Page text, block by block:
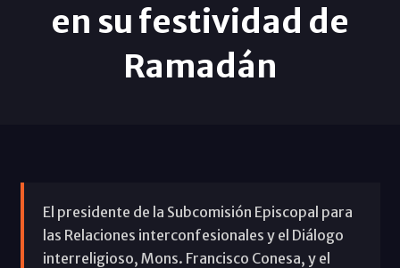
en su festividad de
Ramadán
El presidente de la Subcomisión Episcopal para
las Relaciones interconfesionales y el Diálogo
interreligioso, Mons. Francisco Conesa, y el